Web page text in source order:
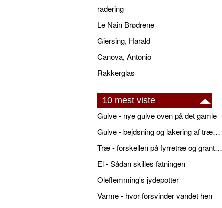
radering
Le Nain Brødrene
Giersing, Harald
Canova, Antonio
Rakkerglas
10 mest viste
Gulve - nye gulve oven på det gamle
Gulve - bejdsning og lakering af trægulve
Træ - forskellen på fyrretræ og grantræ
El - Sådan skilles fatningen
Oleflemming's jydepotter
Varme - hvor forsvinder vandet hen